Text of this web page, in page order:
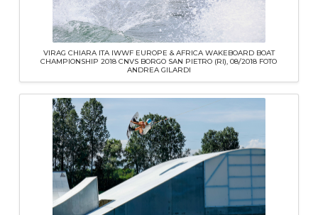
VIRAG CHIARA ITA IWWF EUROPE & AFRICA WAKEBOARD BOAT
CHAMPIONSHIP 2018 CNVS BORGO SAN PIETRO (RI), 08/2018 FOTO
ANDREA GILARDI